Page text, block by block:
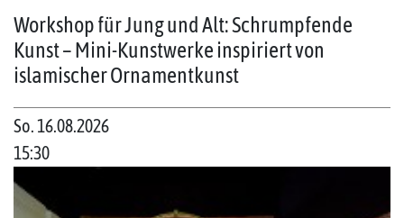
Workshop für Jung und Alt: Schrumpfende
Kunst – Mini-Kunstwerke inspiriert von
islamischer Ornamentkunst
So. 16.08.2026
15:30